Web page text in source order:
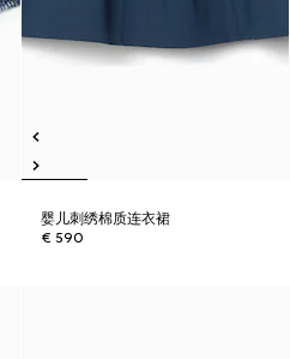
婴儿刺绣棉质连衣裙
€ 590